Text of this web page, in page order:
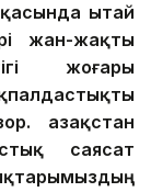
Қытай
жан-жақты
жоғары
Қазақстан
саясат